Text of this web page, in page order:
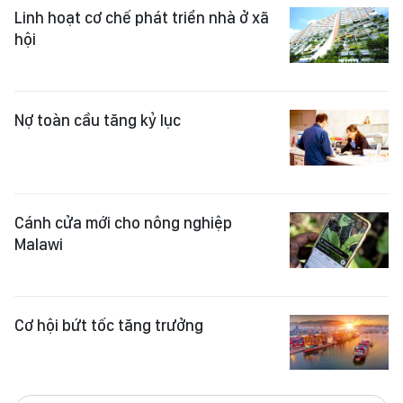
Linh hoạt cơ chế phát triển nhà ở xã
hội
Nợ toàn cầu tăng kỷ lục
Cánh cửa mới cho nông nghiệp
Malawi
Cơ hội bứt tốc tăng trưởng